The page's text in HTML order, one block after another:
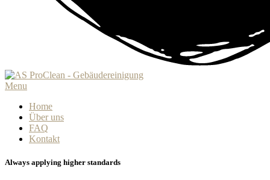
Menu
Home
Über uns
FAQ
Kontakt
Always applying higher standards